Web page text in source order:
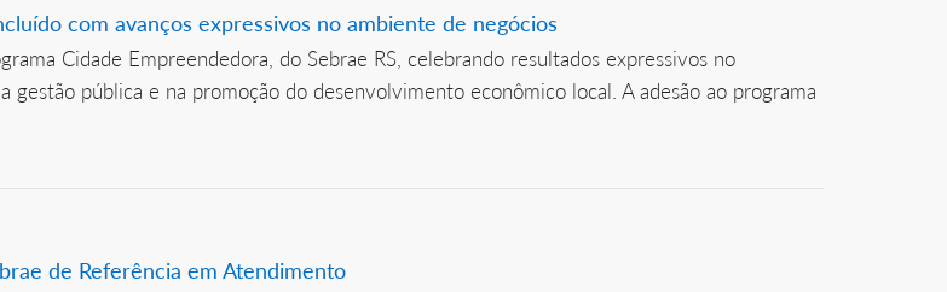
com avanços expressivos no ambiente de negócios
Cidade Empreendedora, do Sebrae RS, celebrando resultados expressivos no
pública e na promoção do desenvolvimento econômico local. A adesão ao programa
de Referência em Atendimento